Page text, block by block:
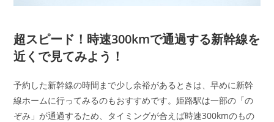
超スピード！時速300kmで通過する新幹線を
近くで見てみよう！
予約した新幹線の時間まで少し余裕があるときは、早めに新幹
線ホームに行ってみるのもおすすめです。姫路駅は一部の「の
ぞみ」が通過するため、タイミングが合えば時速300kmのもの